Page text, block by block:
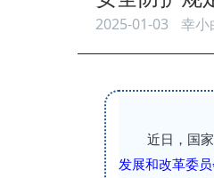
2025-01-03 幸小
近日，国
发展和改革委